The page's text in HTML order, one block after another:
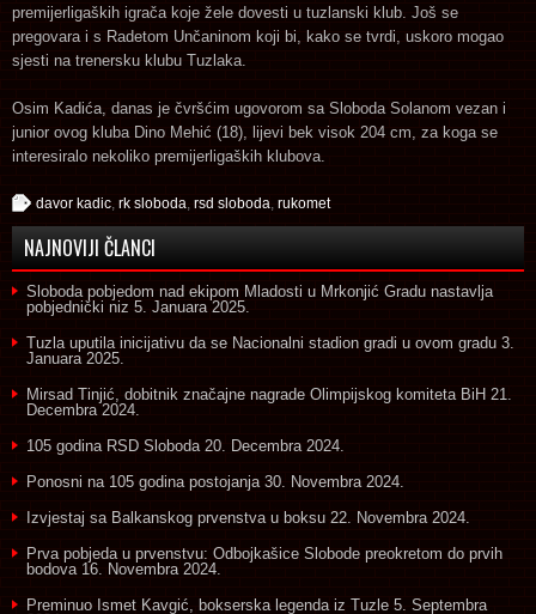
premijerligaških igrača koje žele dovesti u tuzlanski klub. Još se
pregovara i s Radetom Unčaninom koji bi, kako se tvrdi, uskoro mogao
sjesti na trenersku klubu Tuzlaka.
Osim Kadića, danas je čvršćim ugovorom sa Sloboda Solanom vezan i
junior ovog kluba Dino Mehić (18), lijevi bek visok 204 cm, za koga se
interesiralo nekoliko premijerligaških klubova.
davor kadic rk sloboda rsd sloboda rukomet
NAJNOVIJI ČLANCI
Sloboda pobjedom nad ekipom Mladosti u Mrkonjić Gradu nastavlja
pobjednički niz 5. Januara 2025.
Tuzla uputila inicijativu da se Nacionalni stadion gradi u ovom gradu 3.
Januara 2025.
Mirsad Tinjić, dobitnik značajne nagrade Olimpijskog komiteta BiH 21.
Decembra 2024.
105 godina RSD Sloboda 20. Decembra 2024.
Ponosni na 105 godina postojanja 30. Novembra 2024.
Izvjestaj sa Balkanskog prvenstva u boksu 22. Novembra 2024.
Prva pobjeda u prvenstvu: Odbojkašice Slobode preokretom do prvih
bodova 16. Novembra 2024.
Preminuo Ismet Kavgić, bokserska legenda iz Tuzle 5. Septembra